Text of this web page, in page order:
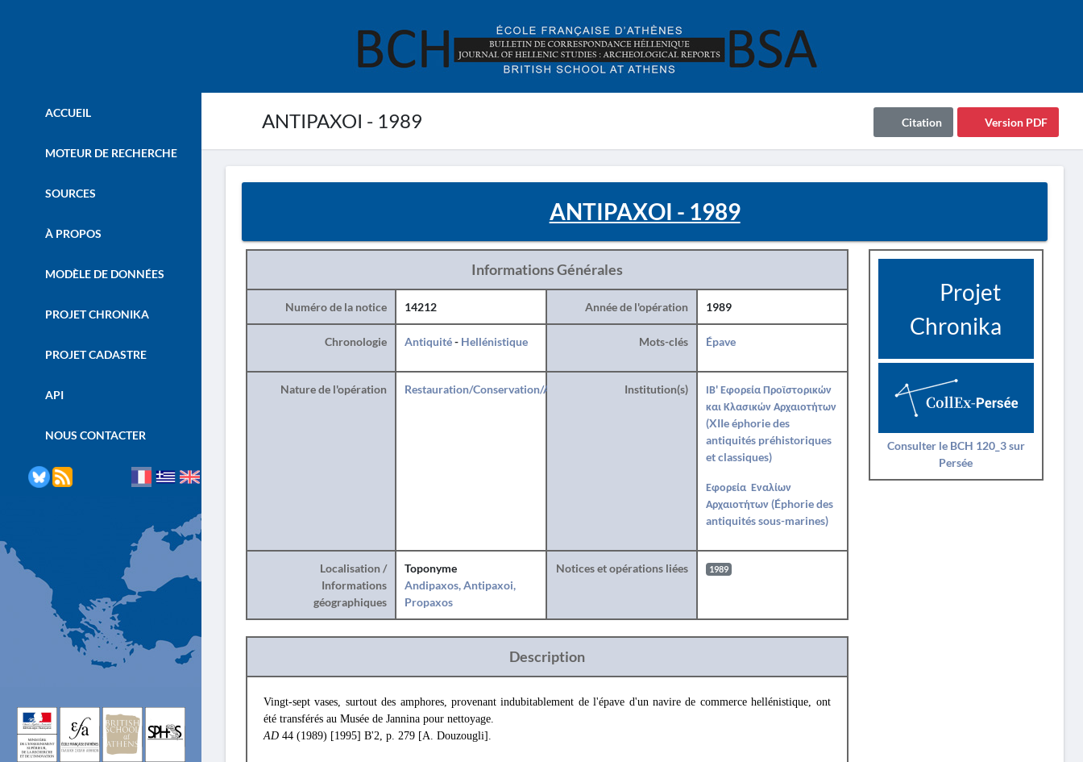
ANTIPAXOI - 1989 Version PDF
Citation
ACCUEIL
MOTEUR DE RECHERCHE
SOURCES
À PROPOS
MODÈLE DE DONNÉES
PROJET CHRONIKA
PROJET CADASTRE
API
NOUS CONTACTER
ANTIPAXOI - 1989
Informations Générales
Numéro de la notice 14212 Année de l'opération 1989
Chronologie Antiquité- Hellénistique Mots-clés Épave
Nature de l'opération Restauration/Conservation/Anastylose Institution(s)
ΙΒ' Εφορεία Προϊστορικών
και Κλασικών Αρχαιοτήτων
(XIIe éphorie des
antiquités préhistoriques
et classiques)
Εφορεία Εναλίων
Αρχαιοτήτων (Éphorie des
antiquités sous-marines)
Localisation /
Informations
géographiques
Toponyme
Andipaxos, Antipaxoi,
Propaxos
Notices et opérations liées 1989
Description
Vingt-sept vases, surtout des amphores, provenant indubitablement de l'épave d'un navire de commerce hellénistique, ont
été transférés au Musée de Jannina pour nettoyage.
AD 44 (1989) [1995] Β'2, p. 279 [A. Douzougli].
Projet
Chronika
Consulter le BCH 120_3 sur
Persée